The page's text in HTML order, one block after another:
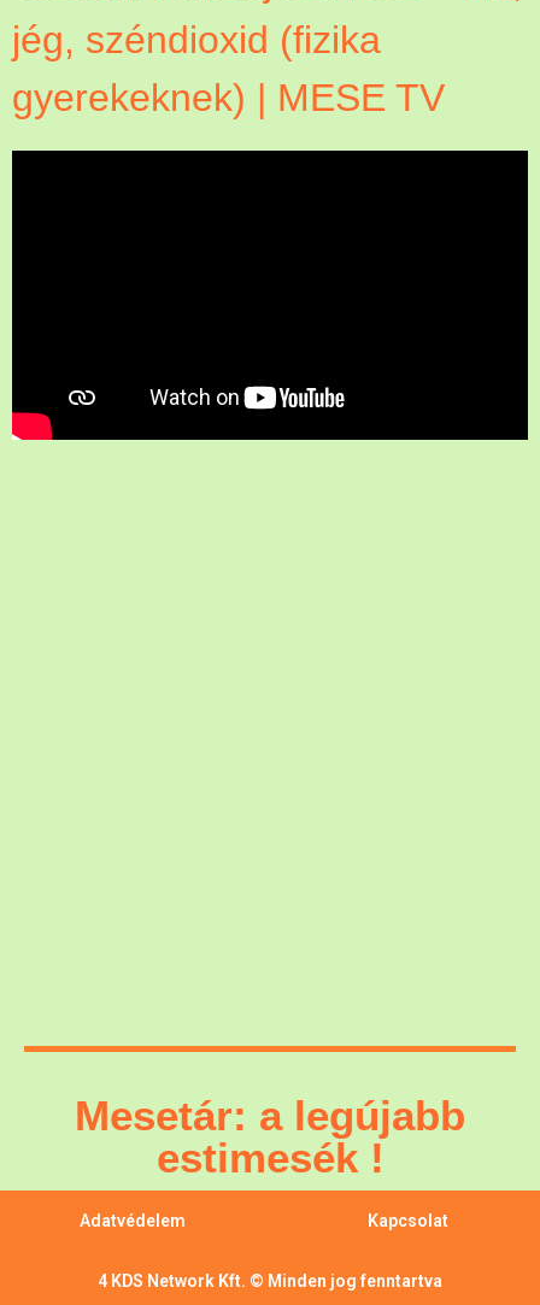
jég, széndioxid (fizika
gyerekeknek) | MESE TV
Mesetár: a legújabb
estimesék !
Adatvédelem Kapcsolat
4 KDS Network Kft. © Minden jog fenntartva